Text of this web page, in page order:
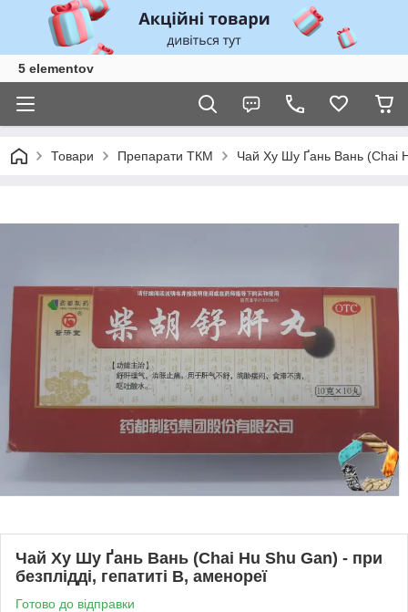
5 elementov
Товари Препарати ТКМ Чай Ху Шу Ґань Вань (Chai
Чай Ху Шу Ґань Вань (Chai Hu Shu Gan) - при
безплідді, гепатиті В, аменореї
Готово до відправки